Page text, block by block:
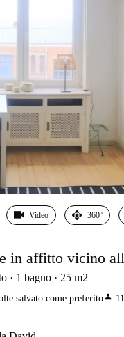
Video 360º
in affitto vicino
1 bagno 25 m2
salvato come preferitoperson